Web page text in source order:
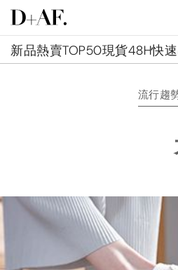
新品熱賣TOP50現貨48H快
流行趨